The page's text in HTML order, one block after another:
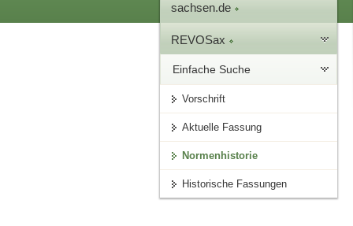
sachsen.de
REVOSax
Einfache Suche
Vorschrift
Aktuelle Fassung
Normenhistorie
Historische Fassungen